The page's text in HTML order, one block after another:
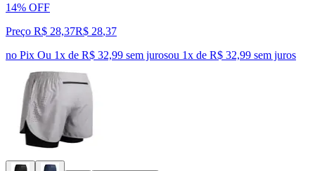
14% OFF
Preço R$ 28,37R$ 28,37
no Pix Ou 1x de R$ 32,99 sem jurosou 1x de R$ 32,99 sem juros